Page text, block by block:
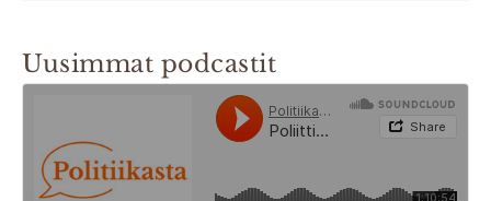
Uusimmat podcastit